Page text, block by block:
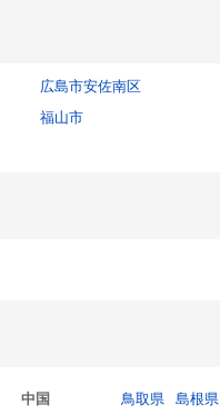
広島市安佐南区
福山市
中国 鳥取県 島根県